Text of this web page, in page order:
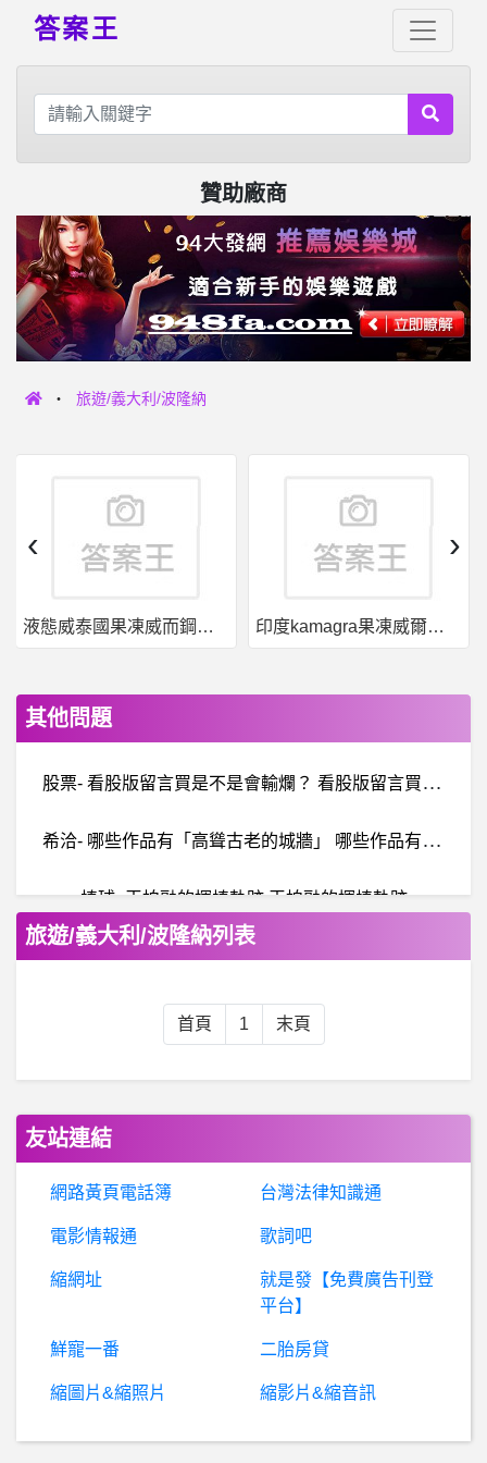
答案王
贊助廠商
旅遊/義大利/波隆納
液態威泰國果凍威而鋼哪裡買 印度kamagra果凍威爾剛用於治療男性勃起功能障礙
‹ ›
其他問題
股
票- 看股版留言買是不是會輸爛？ 看股版留言買是不是會輸爛？
希
洽- 哪些作品有「高聳古老的城牆」 哪些作品有「高聳古老的城牆」
棒球- 王柏融的揮棒軌跡 王柏融的揮棒軌跡
航
空板- k董晚上會自己開jx 2嗎？ k董晚上會自己開jx 2嗎？
英雄聯盟- 明天DK皇族誰開大
女人話題- 健康與運氣 健康與運氣
BaseballXXXX- 不用那麼激動吧 不用那麼激動吧
旅遊/義大利/波隆納列表
首頁 1 末頁
友站連結
網路黃頁電話簿 台灣法律知識通
電影情報通 歌詞吧
縮網址
就是發【免費廣告刊登
平台】
鮮寵一番 二胎房貸
縮圖片&縮照片 縮影片&縮音訊